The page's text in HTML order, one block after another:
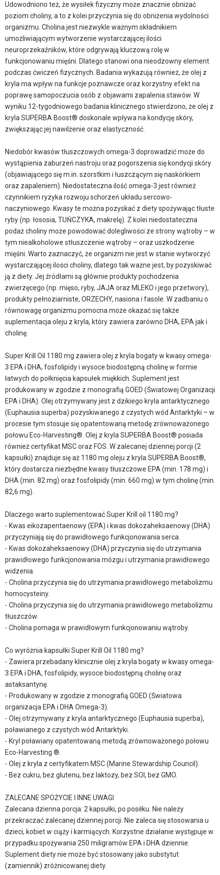
Udowodniono też, że wysiłek fizyczny może znacznie obniżać
poziom choliny, a to z kolei przyczynia się do obniżenia wydolności
organizmu. Cholina jest niezwykle ważnym składnikiem
umożliwiającym wytworzenie wystarczającej ilości
neuroprzekaźników, które odgrywają kluczową rolę w
funkcjonowaniu mięśni. Dlatego stanowi ona nieodzowny element
podczas ćwiczeń fizycznych. Badania wykazują również, że olej z
kryla ma wpływ na funkcje poznawcze oraz korzystny efekt na
poprawę samopoczucia osób z objawami zapalenia stawów. W
wyniku 12-tygodniowego badania klinicznego stwierdzono, że olej z
kryla SUPERBA Boost® doskonale wpływa na kondycję skóry,
zwiększając jej nawilżenie oraz elastyczność.
Niedobór kwasów tłuszczowych omega-3 doprowadzić może do
wystąpienia zaburzeń nastroju oraz pogorszenia się kondycji skóry
(objawiającego się m.in. szorstkim i łuszczącym się naskórkiem
oraz zapaleniem). Niedostateczna ilość omega-3 jest również
czynnikiem ryzyka rozwoju schorzeń układu sercowo-
naczyniowego. Kwasy te można pozyskać z diety spożywając tłuste
ryby (np. łososia, TUŃCZYKA, makrelę). Z kolei niedostateczna
podaż choliny może powodować dolegliwości ze strony wątroby – w
tym niealkoholowe stłuszczenie wątroby – oraz uszkodzenie
mięśni. Warto zaznaczyć, że organizm nie jest w stanie wytworzyć
wystarczającej ilości choliny, dlatego tak ważne jest, by pozyskiwać
ją z diety. Jej źródłami są głównie produkty pochodzenia
zwierzęcego (np. mięso, ryby, JAJA oraz MLEKO i jego przetwory),
produkty pełnoziarniste, ORZECHY, nasiona i fasole. W zadbaniu o
równowagę organizmu pomocna może okazać się także
suplementacja oleju z kryla, który zawiera zarówno DHA, EPA jak i
cholinę.
Super Krill Oil 1180 mg zawiera olej z kryla bogaty w kwasy omega-
3 EPA i DHA, fosfolipidy i wysoce biodostępną cholinę w formie
łatwych do połknięcia kapsułek miękkich. Suplement jest
produkowany w zgodzie z monografią GOED (Światowej Organizacji
EPA i DHA). Olej otrzymywany jest z dzikiego kryla antarktycznego
(Euphausia superba) pozyskiwanego z czystych wód Antarktyki – w
procesie tym stosuje się opatentowaną metodę zrównoważonego
połowu Eco-Harvesting®. Olej z kryla SUPERBA Boost® posiada
również certyfikat MSC oraz FOS. W zalecanej dziennej porcji (2
kapsułki) znajduje się aż 1180 mg oleju z kryla SUPERBA Boost®,
który dostarcza niezbędne kwasy tłuszczowe EPA (min. 178 mg) i
DHA (min. 82 mg) oraz fosfolipidy (min. 660 mg) w tym cholinę (min.
82,6 mg).
Dlaczego warto suplementować Super Krill oil 1180 mg?
- Kwas eikozapentaenowy (EPA) i kwas dokozaheksaenowy (DHA)
przyczyniają się do prawidłowego funkcjonowania serca.
- Kwas dokozaheksaenowy (DHA) przyczynia się do utrzymania
prawidłowego funkcjonowania mózgu i utrzymania prawidłowego
widzenia.
- Cholina przyczynia się do utrzymania prawidłowego metabolizmu
homocysteiny.
- Cholina przyczynia się do utrzymania prawidłowego metabolizmu
tłuszczów.
- Cholina pomaga w prawidłowym funkcjonowaniu wątroby.
Co wyróżnia kapsułki Super Krill Oil 1180 mg?
- Zawiera przebadany klinicznie olej z kryla bogaty w kwasy omega-
3 EPA i DHA, fosfolipidy, wysoce biodostępną cholinę oraz
astaksantynę.
- Produkowany w zgodzie z monografią GOED (Światowa
organizacja EPA i DHA Omega-3).
- Olej otrzymywany z kryla antarktycznego (Euphausia superba),
poławianego z czystych wód Antarktyki.
- Kryl poławiany opatentowaną metodą zrównoważonego połowu
Eco-Harvesting ®.
- Olej z kryla z certyfikatem MSC (Marine Stewardship Council).
- Bez cukru, bez glutenu, bez laktozy, bez SOI, bez GMO.
ZALECANE SPOŻYCIE I INNE UWAGI
Zalecana dzienna porcja: 2 kapsułki, po posiłku. Nie należy
przekraczać zalecanej dziennej porcji. Nie zaleca się stosowania u
dzieci, kobiet w ciąży i karmiących. Korzystne działanie występuje w
przypadku spożywania 250 miligramów EPA i DHA dziennie.
Suplement diety nie może być stosowany jako substytut
(zamiennik) zróżnicowanej diety.